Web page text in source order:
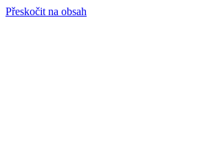
Přeskočit na obsah